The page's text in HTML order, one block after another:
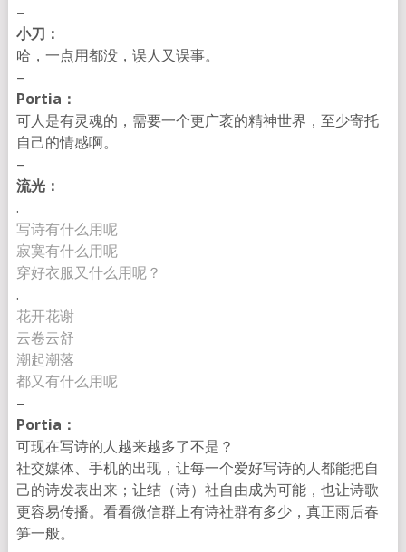
–
小刀：
哈，一点用都没，误人又误事。
–
Portia：
可人是有灵魂的， 需要一个更广袤的精神世界，至少寄托
自己的情感啊。
–
流光：
.
写诗有什么用呢
寂寞有什么用呢
穿好衣服又什么用呢？
.
花开花谢
云卷云舒
潮起潮落
都又有什么用呢
–
Portia：
可现在写诗的人越来越多了不是？
社交媒体、手机的出现， 让每一个爱好写诗的人都能把自
己的诗发表出来；让结（诗） 社自由成为可能，也让诗歌
更容易传播。看看微信群上有诗社群有多少，真正雨后春
笋一般。